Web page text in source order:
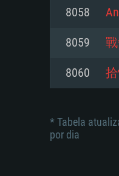
Disco:
Network:
Disco:
Network:
Disco:
8058
8059
8060
* Tabela
por dia